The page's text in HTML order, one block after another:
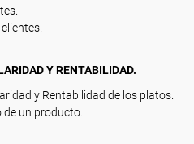
Y RENTABILIDAD.
y Rentabilidad de los platos.
un producto.